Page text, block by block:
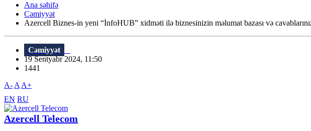
Ana səhifə
Cəmiyyət
Azercell Biznes-in yeni “İnfoHUB” xidməti ilə biznesinizin məlumat bazası və
Cəmiyyət
19 Sentyabr 2024, 11:50
1441
A- A A+
EN RU
Azercell Telecom